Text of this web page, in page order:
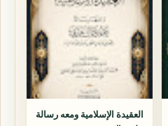
العقيدة الإسلامية ومعه رسالة